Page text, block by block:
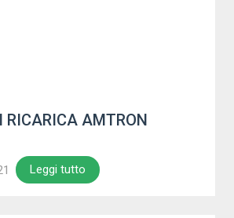
RICARICA AMTRON
Leggi tutto